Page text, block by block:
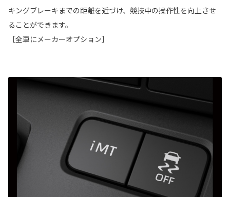
キングブレーキまでの距離を近づけ、競技中の操作性を向上させ
ることができます。
［全車にメーカーオプション］